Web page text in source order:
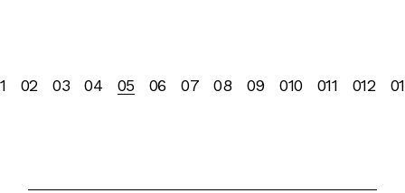
Paginación
02 03 04 05 06 07 08 09 010 011 012